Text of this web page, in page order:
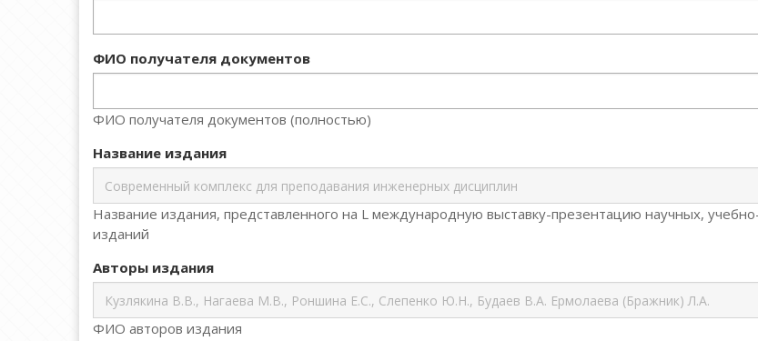
ФИО получателя документов
ФИО получателя документов (полностью)
Название издания
Название издания, представленного на L международную выставку-презентацию научных,
изданий
Авторы издания
ФИО авторов издания